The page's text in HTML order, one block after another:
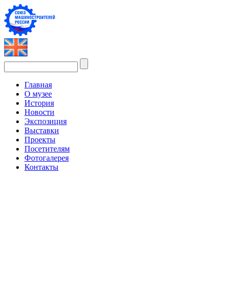
Главная
О музее
История
Новости
Экспозиция
Выставки
Проекты
Посетителям
Фотогалерея
Контакты